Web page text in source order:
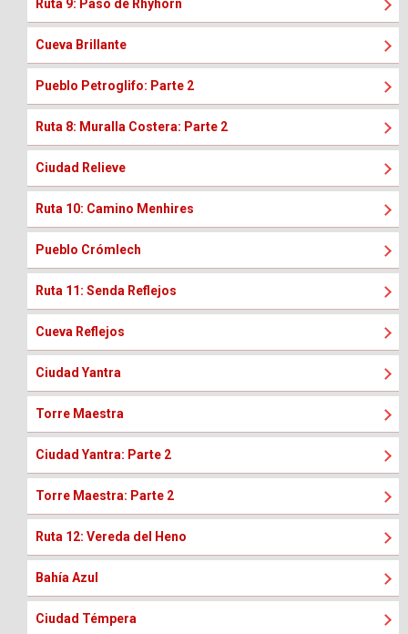
Ruta 9: Paso de Rhyhorn
Cueva Brillante
Pueblo Petroglifo: Parte 2
Ruta 8: Muralla Costera: Parte 2
Ciudad Relieve
Ruta 10: Camino Menhires
Pueblo Crómlech
Ruta 11: Senda Reflejos
Cueva Reflejos
Ciudad Yantra
Torre Maestra
Ciudad Yantra: Parte 2
Torre Maestra: Parte 2
Ruta 12: Vereda del Heno
Bahía Azul
Ciudad Témpera